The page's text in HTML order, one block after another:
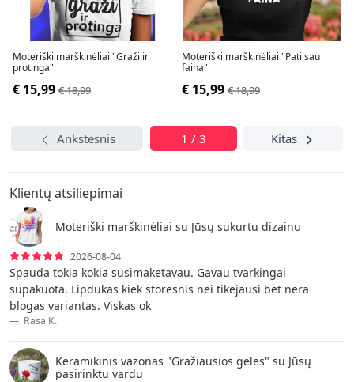
Klientų atsiliepimai
Moteriški marškinėliai su Jūsų sukurtu dizainu
2026-08-04
Spauda tokia kokia susimaketavau. Gavau tvarkingai
supakuota. Lipdukas kiek storesnis nei tikejausi bet nera
blogas variantas. Viskas ok
Rasa K.
Keramikinis vazonas "Gražiausios gėlės" su Jūsų
pasirinktu vardu
Moteriški marškinėliai "Graži ir
protinga"
€ 15,99 € 18,99
Moteriški marškinėliai "Pati sau
faina"
€ 15,99 € 18,99
Ankstesnis 1 / 3 Kitas